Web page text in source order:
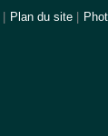
| Plan du site |